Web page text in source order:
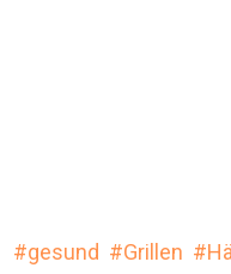
gesund Grillen